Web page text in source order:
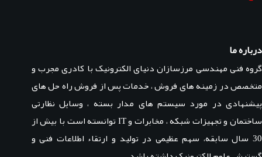
درباره ما
گروه فنی مهندسی مرزسازان دنیای الکترونیک با کادری مجرب و
متخصص در زمینه های فروش ، خدمات پس از فروش راه حل های
پیشنهادی در مورد سیستم های مدار بسته ، وسایل نظارتی
ساختمان و تجهیزات شبکه ، مخابرات و IT توانسته است با بیش از
30 سال سابقه، سهم عظیمی در تولید و ارتقاء اطلاعات فنی و